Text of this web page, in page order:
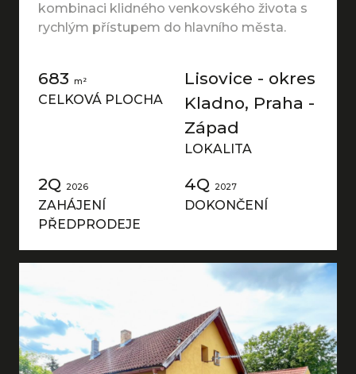
kombinaci klidného venkovského života s
rychlým přístupem do hlavního města.
683 m²
CELKOVÁ PLOCHA
Lisovice - okres
Kladno, Praha -
Západ
LOKALITA
2Q 2026
ZAHÁJENÍ
PŘEDPRODEJE
4Q 2027
DOKONČENÍ